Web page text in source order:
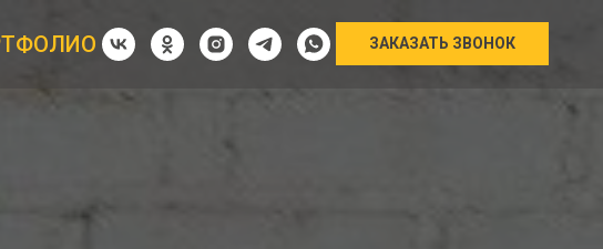
ЗАКАЗАТЬ ЗВОНОК